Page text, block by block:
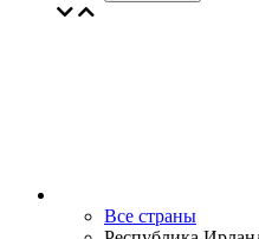
Все страны